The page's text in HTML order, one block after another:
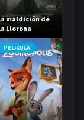
maldición de
Llorona
PELICULA